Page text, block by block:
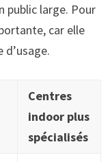
public large. Pour
car elle
Centres
indoor plus
spécialisés